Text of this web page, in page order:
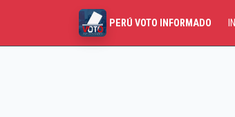
PERÚ VOTO INFORMADO